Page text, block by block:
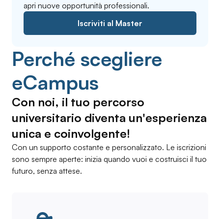
apri nuove opportunità professionali.
Iscriviti al Master
Perché scegliere
eCampus
Con noi, il tuo percorso
universitario diventa un'esperienza
unica e coinvolgente!
Con un supporto costante e personalizzato. Le iscrizioni
sono sempre aperte: inizia quando vuoi e costruisci il tuo
futuro, senza attese.